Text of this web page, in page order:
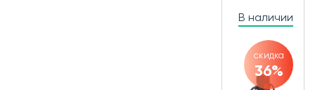
В наличии
скидка
36%